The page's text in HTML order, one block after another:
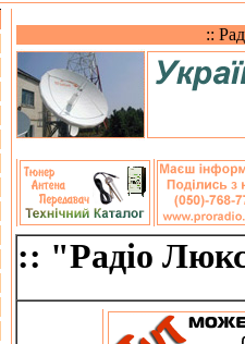
::
:: "Радіо